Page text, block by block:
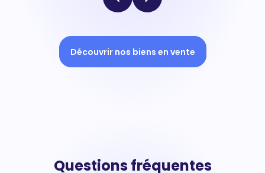
Découvrir nos biens en vente
Questions fréquentes